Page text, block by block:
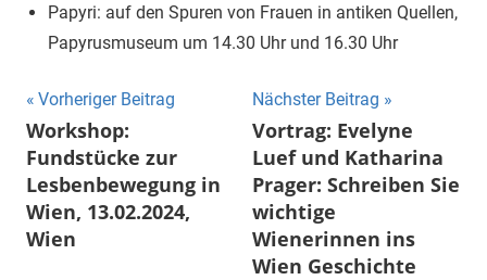
Papyri: auf den Spuren von Frauen in antiken Quellen,
Papyrusmuseum um 14.30 Uhr und 16.30 Uhr
Beitragsnavigation
Vorheriger Beitrag
Workshop:
Fundstücke zur
Lesbenbewegung in
Wien, 13.02.2024,
Wien
Nächster Beitrag
Vortrag: Evelyne
Luef und Katharina
Prager: Schreiben Sie
wichtige
Wienerinnen ins
Wien Geschichte